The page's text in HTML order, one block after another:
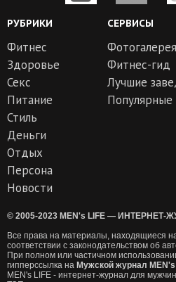
РУБРИКИ
Фитнес
Здоровье
Секс
Питание
Стиль
Деньги
Отдых
Персона
Новости
СЕРВИСЫ
Фотогалерея
Фитнес-гид
Лучшие
© 2005-2023 MEN's LIFE —
Все права на материалы, находящиеся
соответствии с законодательством об
При полном или частичном
гипперссылка на Мужской журнал MEN's
MEN's LIFE - интернет-журнал для